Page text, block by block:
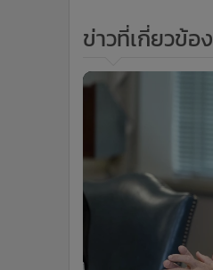
ข่าวที่เกี่ยวข้อง